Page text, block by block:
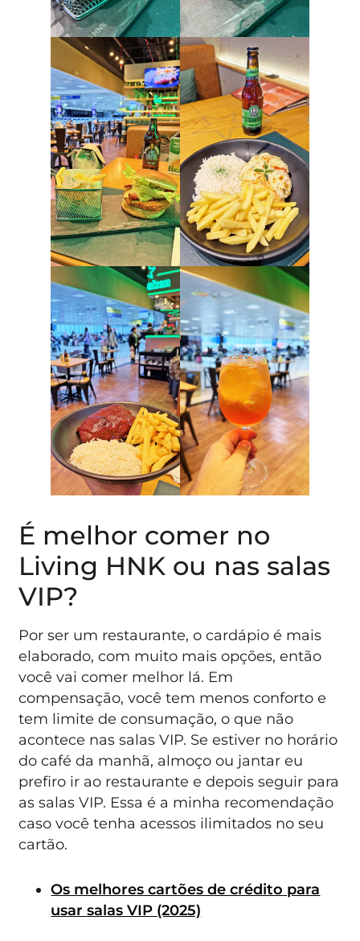
É melhor comer no
Living HNK ou nas salas
VIP?
Por ser um restaurante, o cardápio é mais
elaborado, com muito mais opções, então
você vai comer melhor lá. Em
compensação, você tem menos conforto e
tem limite de consumação, o que não
acontece nas salas VIP. Se estiver no horário
do café da manhã, almoço ou jantar eu
prefiro ir ao restaurante e depois seguir para
as salas VIP. Essa é a minha recomendação
caso você tenha acessos ilimitados no seu
cartão.
Os melhores cartões de crédito para
usar salas VIP (2025)